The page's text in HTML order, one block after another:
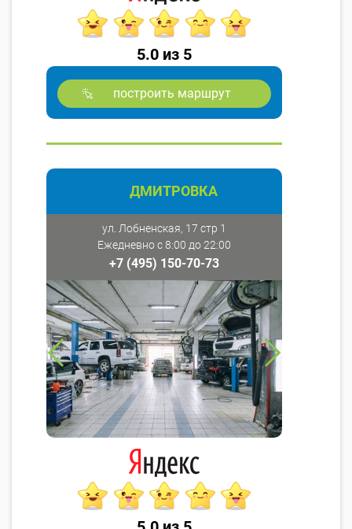
5.0 из 5
построить маршрут
ДМИТРОВКА
ул. Лобненская, 17 стр 1
Ежедневно с 8:00 до 22:00
+7 (495) 150-70-73